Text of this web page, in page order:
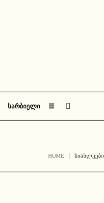
ᲡᲐᲠᲑᲘᲔᲚᲘ ☰
HOME ᲡᲘᲐᲮᲚᲔᲔᲑᲘ